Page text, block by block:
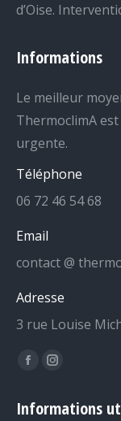
d’Oise.
Informations
Le meilleur
ThermoclimA
urgente.
Téléphone
06 72 46 54 68
Email
contact @
Adresse
3 rue Louise
Trouvez nous sur :
La
Facebook
La
Instagram
Informations